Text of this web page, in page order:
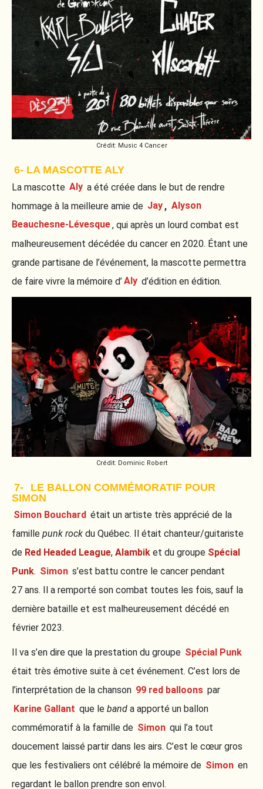
Crédit: Music 4 Cancer
6- LA MASCOTTE ALY
La mascotte Aly a été créée dans le but de rendre
hommage à la meilleure amie de Jay , Alyson
Beauchesne-Lévesque, qui après un lourd combat est
malheureusement décédée du cancer en 2020. Étant une
grande partisane de l’événement, la mascotte permettra
de faire vivre la mémoire d’Aly d’édition en édition.
Crédit: Dominic Robert
7-
LE BALLON COMMÉMORATIF POUR
SIMON
Simon Bouchard était un artiste très apprécié de la
famille punk rock du Québec. Il était chanteur/guitariste
de Red Headed League, Alambik et du groupe Spécial
Punk. Simon s’est battu contre le cancer pendant
27 ans. Il a remporté son combat toutes les fois, sauf la
dernière bataille et est malheureusement décédé en
février 2023.
Il va s’en dire que la prestation du groupe Spécial Punk
était très émotive suite à cet événement. C’est lors de
l’interprétation de la chanson 99 red balloons par
Karine Gallant que lebanda apporté un ballon
commémoratif à la famille de Simon qui l’a tout
doucement laissé partir dans les airs. C’est le cœur gros
que les festivaliers ont célébré la mémoire de Simon en
regardant le ballon prendre son envol.